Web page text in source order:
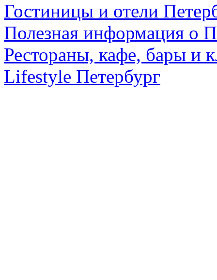
Гостиницы и отели
Полезная информация о
Рестораны, кафе, бары и
Lifestyle Петербург